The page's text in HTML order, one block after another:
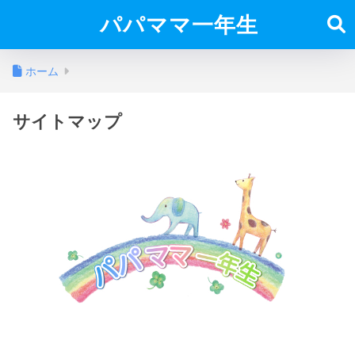
パパママ一年生
ホーム
サイトマップ